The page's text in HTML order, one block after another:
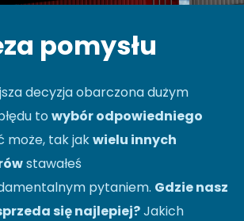
pomysłu
decyzja obarczona dużym
to wybór odpowiedniego
może, tak jakwielu innych
stawałeś
pytaniem. Gdzie nasz
się najlepiej?Jakich